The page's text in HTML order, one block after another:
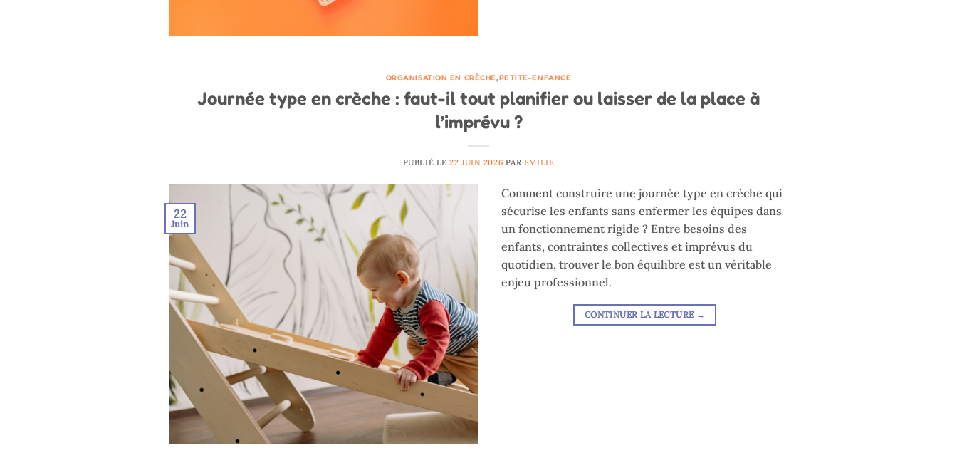
ORGANISATION EN CRÈCHE,PETITE-ENFANCE
Journée type en crèche : faut-il tout planifier ou laisser de la place à
l’imprévu ?
PUBLIÉ LE22 JUIN 2026 PAR EMILIE
22
Juin
Comment construire une journée type en crèche qui
sécurise les enfants sans enfermer les équipes dans
un fonctionnement rigide ? Entre besoins des
enfants, contraintes collectives et imprévus du
quotidien, trouver le bon équilibre est un véritable
enjeu professionnel.
CONTINUER LA LECTURE →